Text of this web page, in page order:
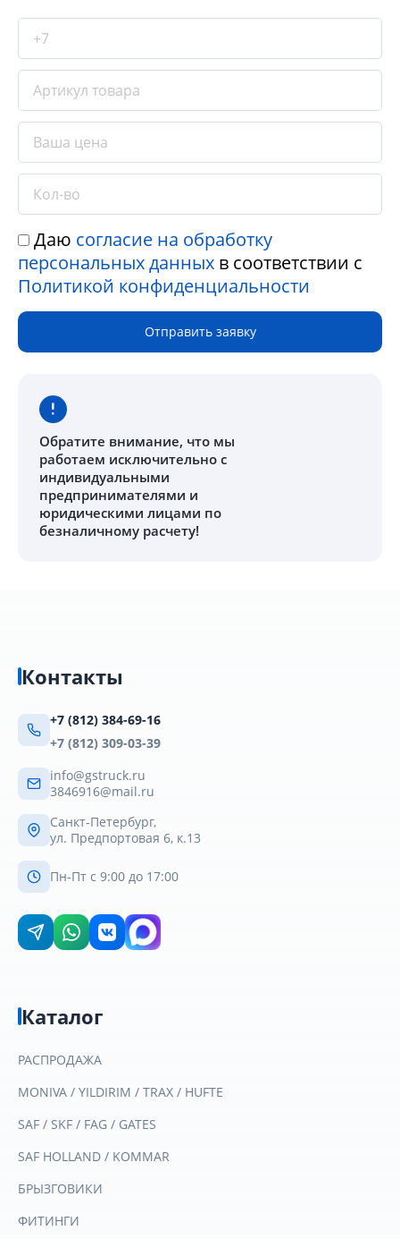
Даю согласие на обработку
персональных данных в соответствии с
Политикой конфиденциальности
Отправить заявку
Обратите внимание, что мы
работаем исключительно с
индивидуальными
предпринимателями и
юридическими лицами по
безналичному расчету!
Контакты
+7 (812) 384-69-16
+7 (812) 309-03-39
info@gstruck.ru
3846916@mail.ru
Санкт-Петербург,
ул. Предпортовая 6, к.13
Пн-Пт с 9:00 до 17:00
Каталог
РАСПРОДАЖА
MONIVA / YILDIRIM / TRAX / HUFTE
SAF / SKF / FAG / GATES
SAF HOLLAND / KOMMAR
БРЫЗГОВИКИ
ФИТИНГИ